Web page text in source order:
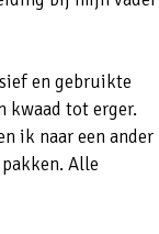
en gebruikte
kwaad tot erger.
ik naar een ander
Alle